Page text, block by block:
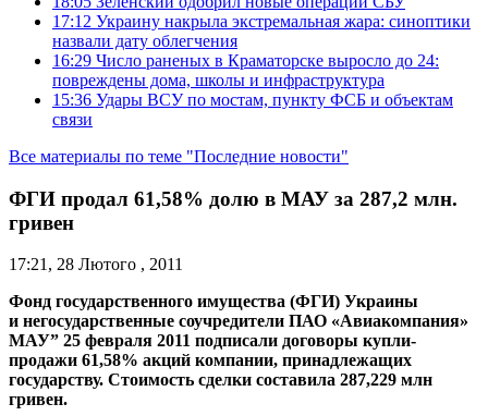
17:12 Украину накрыла экстремальная жара: синоптики
назвали дату облегчения
16:29 Число раненых в Краматорске выросло до 24:
повреждены дома, школы и инфраструктура
15:36 Удары ВСУ по мостам, пункту ФСБ и объектам
связи
Все материалы по теме "Последние новости"
ФГИ продал 61,58% долю в МАУ за 287,2 млн.
гривен
17:21, 28 Лютого , 2011
Фонд государственного имущества (ФГИ) Украины
и негосударственные соучредители ПАО «Авиакомпания»
МАУ” 25 февраля 2011 подписали договоры купли-
продажи 61,58% акций компании, принадлежащих
государству. Стоимость сделки составила 287,229 млн
гривен.